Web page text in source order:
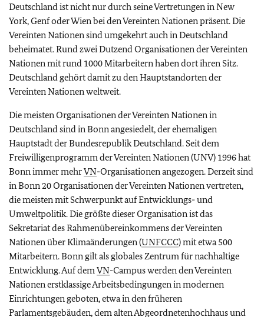
Deutschland ist nicht nur durch seine Vertretungen in New
York, Genf oder Wien bei den Vereinten Nationen präsent. Die
Vereinten Nationen sind umgekehrt auch in Deutschland
beheimatet. Rund zwei Dutzend Organisationen der Vereinten
Nationen mit rund 1000 Mitarbeitern haben dort ihren Sitz.
Deutschland gehört damit zu den Hauptstandorten der
Vereinten Nationen weltweit.
Die meisten Organisationen der Vereinten Nationen in
Deutschland sind in Bonn angesiedelt, der ehemaligen
Hauptstadt der Bundesrepublik Deutschland. Seit dem
Freiwilligenprogramm der Vereinten Nationen (UNV) 1996 hat
Bonn immer mehrVN-Organisationen angezogen. Derzeit sind
in Bonn 20 Organisationen der Vereinten Nationen vertreten,
die meisten mit Schwerpunkt auf Entwicklungs- und
Umweltpolitik. Die größte dieser Organisation ist das
Sekretariat des Rahmenübereinkommens der Vereinten
Nationen über Klimaänderungen (UNFCCC) mit etwa 500
Mitarbeitern. Bonn gilt als globales Zentrum für nachhaltige
Entwicklung. Auf dem VN-Campus werden den Vereinten
Nationen erstklassige Arbeitsbedingungen in modernen
Einrichtungen geboten, etwa in den früheren
Parlamentsgebäuden, dem alten Abgeordnetenhochhaus und